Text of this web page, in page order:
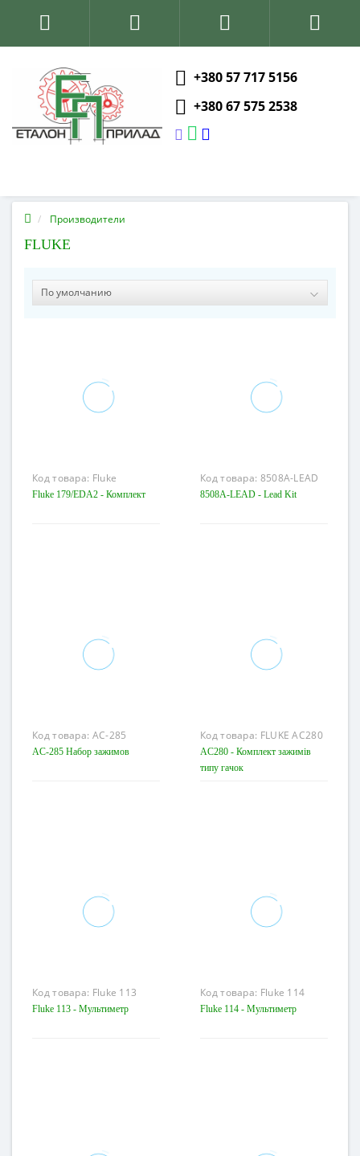
+380 57 717 5156
+380 67 575 2538
Производители
FLUKE
Код товара: Fluke
179/EDA2
Fluke 179/EDA2 - Комплект
Код товара: 8508A-LEAD
8508A-LEAD - Lead Kit
Код товара: AC-285
AC-285 Набор зажимов
Код товара: FLUKE AC280
AC280 - Комплект зажимів
типу гачок
Код товара: Fluke 113
Fluke 113 - Мультиметр
Код товара: Fluke 114
Fluke 114 - Мультиметр